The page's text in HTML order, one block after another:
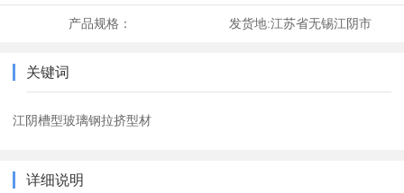
产品规格： 发货地:江苏省无锡江阴市
关键词
江阴槽型玻璃钢拉挤型材
详细说明